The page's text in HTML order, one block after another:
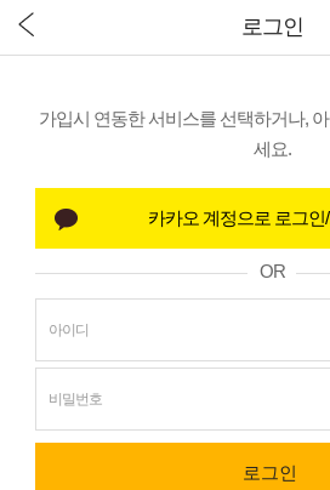
로그인
가입시 연동한 서비스를 선택하거나,
세요.
OR